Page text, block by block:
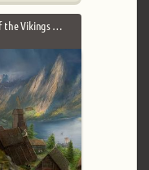
the Vikings …